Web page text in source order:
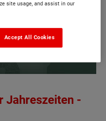
Jahreszeiten -
site usage, and assist in our
Accept All Cookies